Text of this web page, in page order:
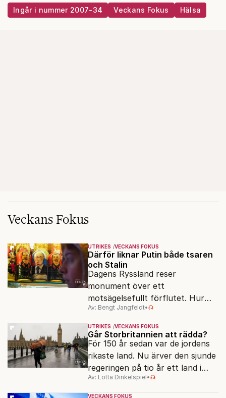
Ingår i nummer 2007-34 Veckans Fokus Hälsa
Veckans Fokus
UTRIKES VECKANS FOKUS
Därför liknar Putin både tsaren
och Stalin
Dagens Ryssland reser
monument över ett
motsägelsefullt förflutet. Hur
kunde två revolutioner förändra
hela samhället – utan att rubba
den ryska statsidén?
Av: Bengt Jangfeldt•
UTRIKES VECKANS FOKUS
Går Storbritannien att rädda?
För 150 år sedan var de jordens
rikaste land. Nu ärver den sjunde
regeringen på tio år ett land i
politiskt och ekonomiskt kaos.
Av: Lotta Dinkelspiel•
VECKANS FOKUS